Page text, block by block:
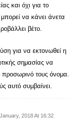
και όχι για το
να κάνει άνετα
βέτο.
για να εκτονωθεί η
σημασίας να
τους όνομα.
αυτό συμβαίνει.
2018 At 16:32